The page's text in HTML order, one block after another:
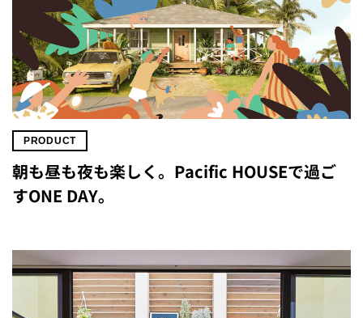
PRODUCT
朝も昼も夜も楽しく。Pacific HOUSEで過ご
すONE DAY。